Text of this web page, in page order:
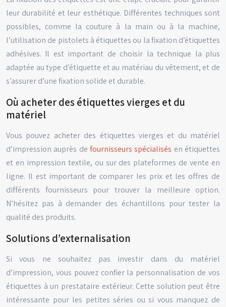
leur durabilité et leur esthétique. Différentes techniques sont
possibles, comme la couture à la main ou à la machine,
l’utilisation de pistolets à étiquettes ou la fixation d’étiquettes
adhésives. Il est important de choisir la technique la plus
adaptée au type d’étiquette et au matériau du vêtement, et de
s’assurer d’une fixation solide et durable.
Où acheter des étiquettes vierges et du
matériel
Vous pouvez acheter des étiquettes vierges et du matériel
d’impression auprès de fournisseurs spécialisés en étiquettes
et en impression textile, ou sur des plateformes de vente en
ligne. Il est important de comparer les prix et les offres de
différents fournisseurs pour trouver la meilleure option.
N’hésitez pas à demander des échantillons pour tester la
qualité des produits.
Solutions d’externalisation
Si vous ne souhaitez pas investir dans du matériel
d’impression, vous pouvez confier la personnalisation de vos
étiquettes à un prestataire extérieur. Cette solution peut être
intéressante pour les petites séries ou si vous manquez de